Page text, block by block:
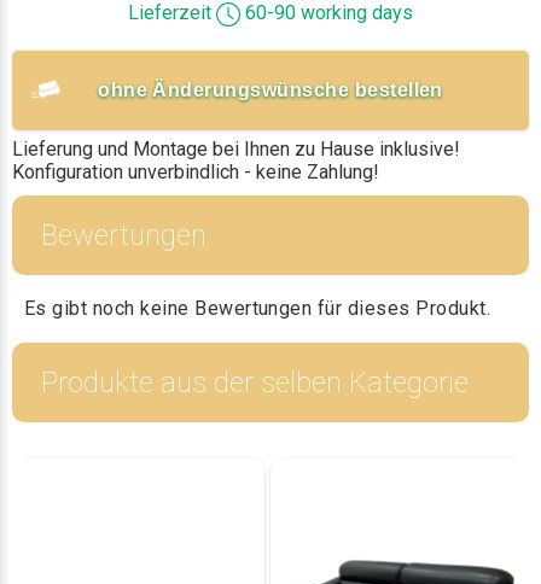
Lieferzeit 60-90 working days
ohne Änderungswünsche bestellen
Lieferung und Montage bei Ihnen zu Hause inklusive!
Konfiguration unverbindlich - keine Zahlung!
Bewertungen
Es gibt noch keine Bewertungen für dieses Produkt.
Produkte aus der selben Kategorie